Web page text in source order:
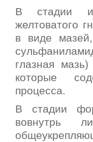
В стадии
желтоватого
в виде
глазная
которые
процесса.
В стадии
вовнутрь